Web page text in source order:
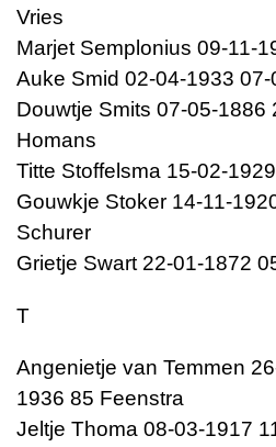
Vries
Marjet Semplonius 09-11-
Auke Smid 02-04-1933
Douwtje Smits 07-05-1886
Homans
Titte Stoffelsma 15-02-
Gouwkje Stoker 14-11-
Schurer
Grietje Swart 22-01-1872
T
Angenietje van Temmen
1936 85 Feenstra
Jeltje Thoma 08-03-1917